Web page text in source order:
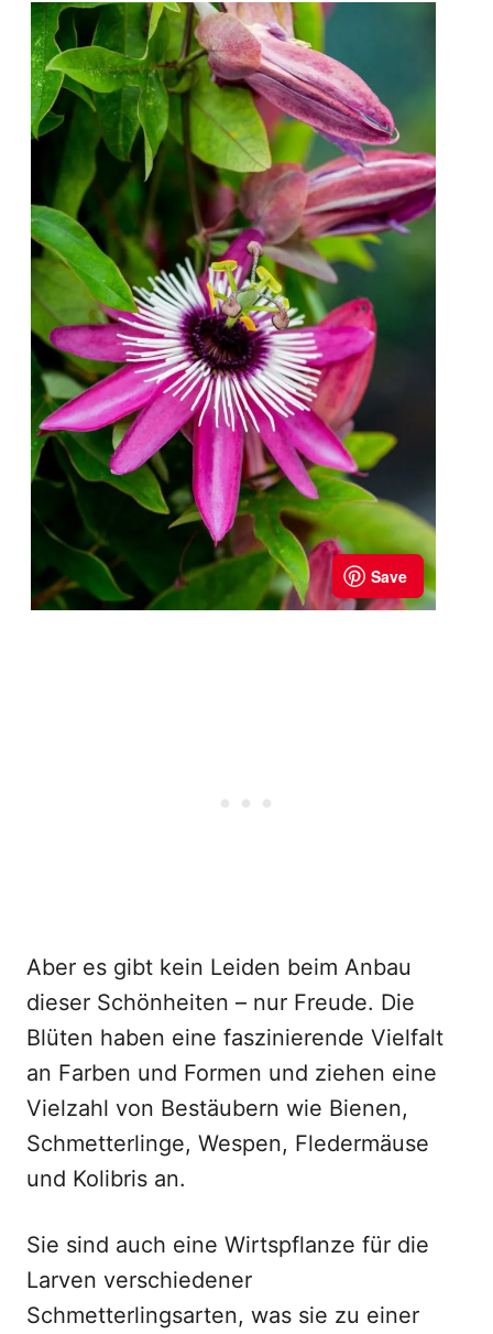
Aber es gibt kein Leiden beim Anbau
dieser Schönheiten – nur Freude. Die
Blüten haben eine faszinierende Vielfalt
an Farben und Formen und ziehen eine
Vielzahl von Bestäubern wie Bienen,
Schmetterlinge, Wespen, Fledermäuse
und Kolibris an.
Sie sind auch eine Wirtspflanze für die
Larven verschiedener
Schmetterlingsarten, was sie zu einer